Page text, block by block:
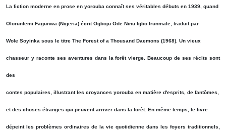
La fiction moderne en prose en yorouba connaît ses véritables débuts en 1939, quand
Olorunfemi Fagunwa (Nigeria) écrit Ogboju Ode Ninu Igbo Irunmale, traduit par
Wole Soyinka sous le titre The Forest of a Thousand Daemons (1968). Un vieux
chasseur y raconte ses aventures dans la forêt vierge. Beaucoup de ses récits sont
des
contes populaires, illustrant les croyances yorouba en matière d'esprits, de fantômes,
et des choses étranges qui peuvent arriver dans la forêt. En même temps, le livre
dépeint les problèmes ordinaires de la vie quotidienne dans les foyers traditionnels,